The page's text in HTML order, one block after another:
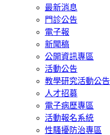
最新消息
門診公告
電子報
新聞稿
公開資訊專區
活動公告
教學研究活動公告
人才招募
電子病歷專區
活動報名系統
性騷擾防治專區